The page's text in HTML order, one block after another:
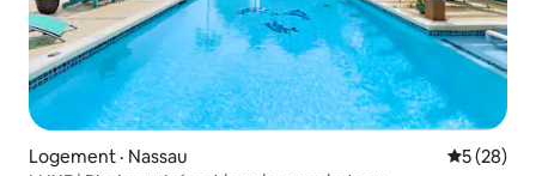
Logement · Nassau Note
5 (28)